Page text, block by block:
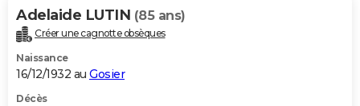
Adelaide LUTIN (85 ans)
Créer une cagnotte obsèques
Naissance
16/12/1932 au Gosier
Décès